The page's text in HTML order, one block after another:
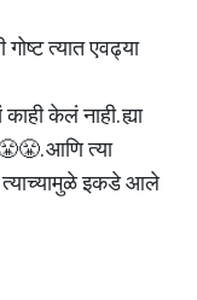
त्यात एवढ्या
केलं नाही. ह्या
आणि त्या
इकडे आले